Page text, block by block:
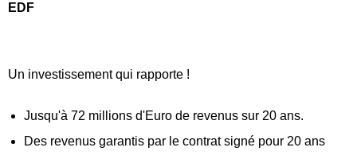
EDF
Un investissement qui rapporte !
Jusqu'à 72 millions d'Euro de revenus sur 20 ans.
Des revenus garantis par le contrat signé pour 20 ans